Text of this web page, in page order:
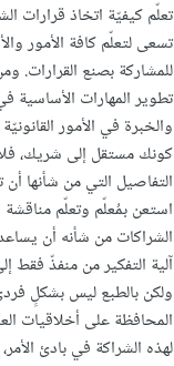
تعلّم كيفيّة اتخاذ
تسعى لتعلّم كافة الأمور
للمشاركة بصنع القرارات.
تطوير المهارات
والخبرة في الأمور
كونك مستقل إلى شريك،
التفاصيل التي من شأنها أن
استعن بمُعلّم وتعلّم
الشراكات من شأنه أن
آلية التفكير من منفذّ فقط
ولكن بالطبع ليس بشكلٍ
المحافظة على أخلاقيات
لهذه الشراكة في بادئ